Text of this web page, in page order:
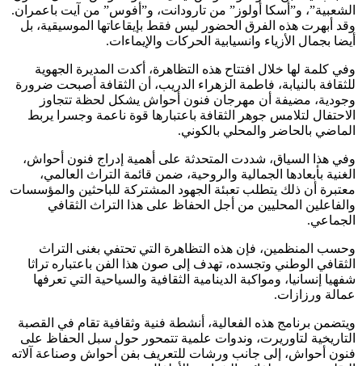
و”أسكا أولوز” من تارودانت، و”أفوس” من آيت باعمران.
أبهرت هذه الفرق الحضور ليس فقط بإيقاعاتها الموسيقية، بل
بجمال الأزياء وانسيابية الحركات والإيماءات.
كلمة لها خلال افتتاح هذه التظاهرة، أكدت المديرة الجهوية
بالنيابة، فاطمة الزهراء الدريب، أن الثقافة أصبحت ضرورة
مضيفة أن مهرجان فنون أحواش يشكل لحظة تتجاوز
لتلامس جوهر الثقافة باعتبارها قوة ناعمة وجسرا يربط
بالحاضر والمحلي بالكوني.
هذا السياق، شددت المتحدثة على أهمية إدراج فنون أحواش،
بأبعادها الجمالية والروحية، ضمن قائمة التراث العالمي،
أن ذلك يتطلب تعبئة الجهود المشتركة للباحثين والمؤسسات
المحليين من أجل الحفاظ على هذا التراث الثقافي
المنظمين، فإن هذه التظاهرة التي تحتفي بغنى التراث
الوطني وتجسده، تهدف إلى صون هذا الفن باعتباره تراثا
إنسانيا، ومواكبة الدينامية الثقافية والسياحية التي تعرفها
ورزازات.
برنامج هذه الفعالية، أنشطة فنية وثقافية تقام في القصبة
لتاوريرت، وندوات علمية تتمحور حول سبل الحفاظ على
أحواش، إلى جانب ورشات للتعريف بفن أحواش وصناعة آلاته